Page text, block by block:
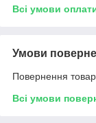
Всі умови
Умови
Повернення
Всі умови